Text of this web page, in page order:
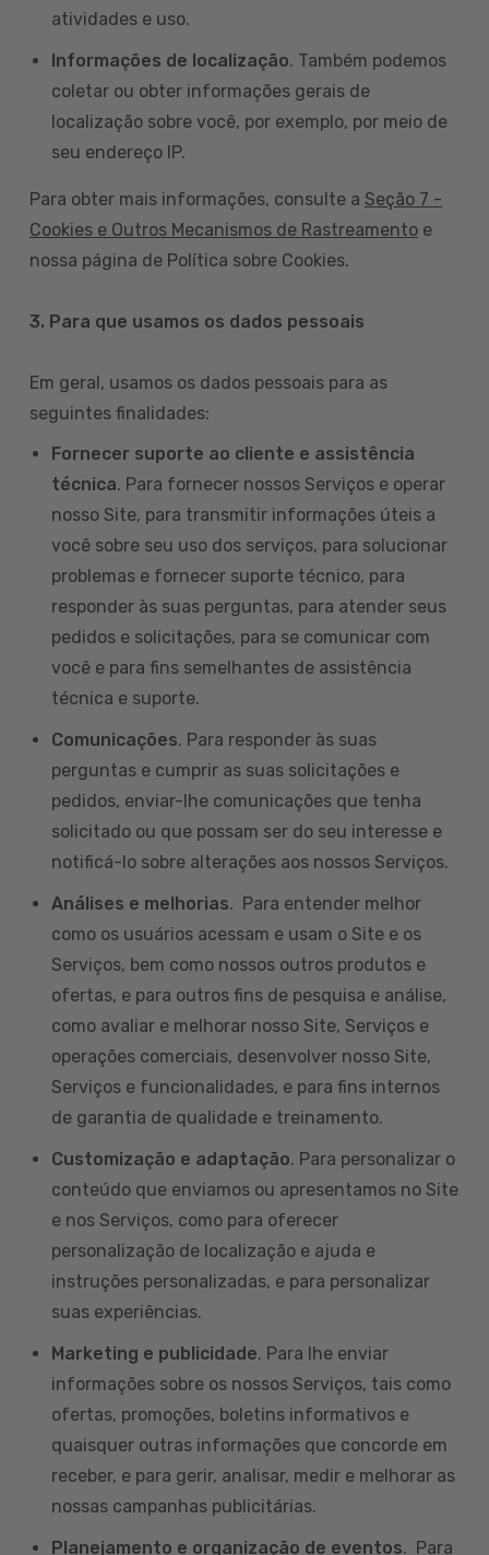
atividades e uso.
Informações de localização. Também podemos
coletar ou obter informações gerais de
localização sobre você, por exemplo, por meio de
seu endereço IP.
Para obter mais informações, consulte a Seção 7 -
Cookies e Outros Mecanismos de Rastreamento e
nossa página de Política sobre Cookies.
3. Para que usamos os dados pessoais
Em geral, usamos os dados pessoais para as
seguintes finalidades:
Fornecer suporte ao cliente e assistência
técnica. Para fornecer nossos Serviços e operar
nosso Site, para transmitir informações úteis a
você sobre seu uso dos serviços, para solucionar
problemas e fornecer suporte técnico, para
responder às suas perguntas, para atender seus
pedidos e solicitações, para se comunicar com
você e para fins semelhantes de assistência
técnica e suporte.
Comunicações. Para responder às suas
perguntas e cumprir as suas solicitações e
pedidos, enviar-lhe comunicações que tenha
solicitado ou que possam ser do seu interesse e
notificá-lo sobre alterações aos nossos Serviços.
Análises e melhorias. Para entender melhor
como os usuários acessam e usam o Site e os
Serviços, bem como nossos outros produtos e
ofertas, e para outros fins de pesquisa e análise,
como avaliar e melhorar nosso Site, Serviços e
operações comerciais, desenvolver nosso Site,
Serviços e funcionalidades, e para fins internos
de garantia de qualidade e treinamento.
Customização e adaptação. Para personalizar o
conteúdo que enviamos ou apresentamos no Site
e nos Serviços, como para oferecer
personalização de localização e ajuda e
instruções personalizadas, e para personalizar
suas experiências.
Marketing e publicidade. Para lhe enviar
informações sobre os nossos Serviços, tais como
ofertas, promoções, boletins informativos e
quaisquer outras informações que concorde em
receber, e para gerir, analisar, medir e melhorar as
nossas campanhas publicitárias.
Planejamento e organização de eventos. Para